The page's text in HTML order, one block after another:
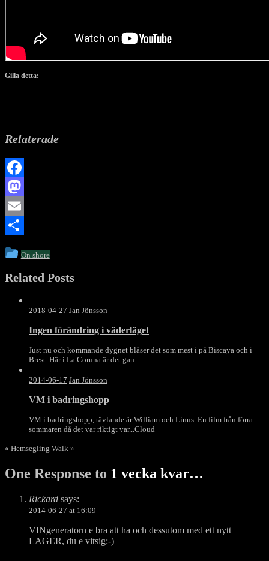
Gilla detta:
Relaterade
Facebook
Mastodon
Email
This
was
On shore
Related Posts
2018-04-27 Jan Jönsson
Ingen förändring i väderläget
Just nu och kommande dygnet blåser det som mest i på Biscaya och i
Brest. Här i La Coruna är det gan...
2014-06-17 Jan Jönsson
VM i badringshopp
VM i badringshopp, tävlande är William och Linus. En film från förra
sommaren då det var riktigt var... Cloud
« Hemsegling Walk »
One Response to 1 vecka kvar…
Rickard says:
2014-06-27 at 16:09
VINgeneratorn e bra att ha och dessutom med ett nytt
LAGER, du e vitsig:-)